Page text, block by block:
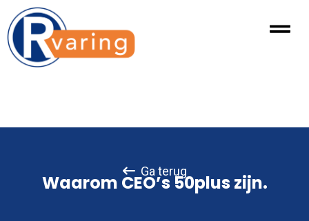
Ga terug
Waarom CEO’s 50plus zijn.